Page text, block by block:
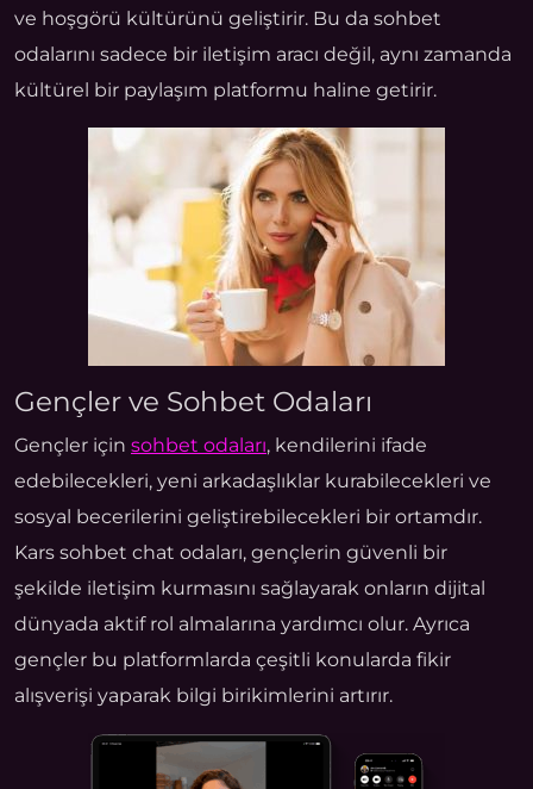
ve hoşgörü kültürünü geliştirir. Bu da sohbet
odalarını sadece bir iletişim aracı değil, aynı zamanda
kültürel bir paylaşım platformu haline getirir.
Gençler ve Sohbet Odaları
Gençler için sohbet odaları, kendilerini ifade
edebilecekleri, yeni arkadaşlıklar kurabilecekleri ve
sosyal becerilerini geliştirebilecekleri bir ortamdır.
Kars sohbet chat odaları, gençlerin güvenli bir
şekilde iletişim kurmasını sağlayarak onların dijital
dünyada aktif rol almalarına yardımcı olur. Ayrıca
gençler bu platformlarda çeşitli konularda fikir
alışverişi yaparak bilgi birikimlerini artırır.